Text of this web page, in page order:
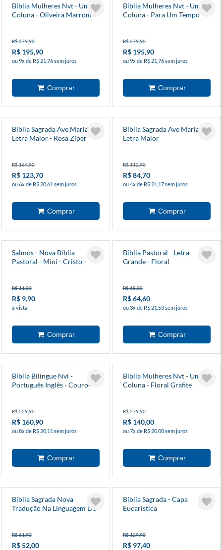
Bíblia Mulheres Nvt - Uma
Coluna - Oliveira Marrom
R$ 279,90
R$ 195,90
ou 9x de R$ 21,76 sem juros
Bíblia Mulheres Nvt - Uma
Coluna - Para Um Tempo
R$ 279,90
R$ 195,90
ou 9x de R$ 21,76 sem juros
Bíblia Sagrada Ave Maria -
Letra Maior - Rosa Zíper
R$ 164,90
R$ 123,70
ou 6x de R$ 20,61 sem juros
Bíblia Sagrada Ave Maria -
Letra Maior
R$ 112,90
R$ 84,70
ou 4x de R$ 21,17 sem juros
Salmos - Nova Bíblia
Pastoral - Mini - Cristo -
R$ 11,00
R$ 9,90
à vista
Bíblia Pastoral - Letra
Grande - Floral
R$ 68,00
R$ 64,60
ou 3x de R$ 21,53 sem juros
Bíblia Bilíngue Nvi -
Português Inglês - Couro-
R$ 229,90
R$ 160,90
ou 8x de R$ 20,11 sem juros
Bíblia Mulheres Nvt - Uma
Coluna - Floral Grafite
R$ 279,90
R$ 140,00
ou 7x de R$ 20,00 sem juros
Bíblia Sagrada Nova
Tradução Na Linguagem De
R$ 61,90
R$ 52,00
Bíblia Sagrada - Capa
Eucarística
R$ 129,90
R$ 97,40